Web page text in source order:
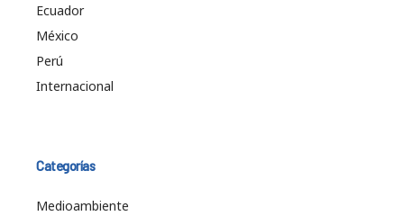
Ecuador
México
Perú
Internacional
Categorías
Medioambiente